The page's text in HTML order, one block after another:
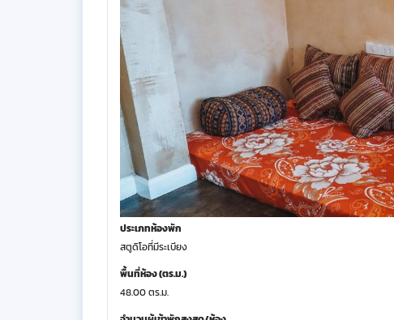
ประเภทห้องพัก
สตูดิโอที่มีระเบียง
พื้นที่ห้อง (ตร.ม.)
48.00 ตร.ม.